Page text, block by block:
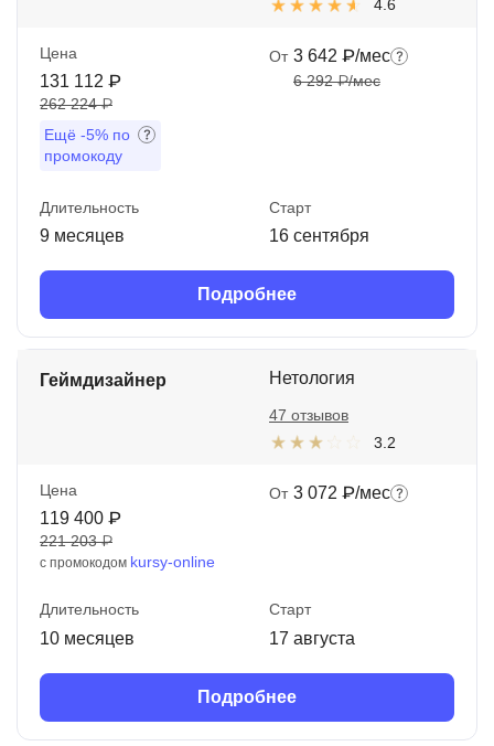
4.6
Цена
131 112 ₽
262 224 ₽
Ещё -5% по
промокоду
От 3 642 ₽/мес
6 292 ₽/мес
Длительность
9 месяцев
Старт
16 сентября
Подробнее
Геймдизайнер Нетология
3.2
47 отзывов
Цена
119 400 ₽
221 203 ₽
с промокодом kursy-online
От 3 072 ₽/мес
Длительность
10 месяцев
Старт
17 августа
Подробнее